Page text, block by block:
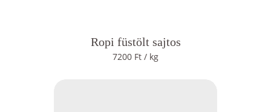
Ropi füstölt sajtos
7200 Ft / kg